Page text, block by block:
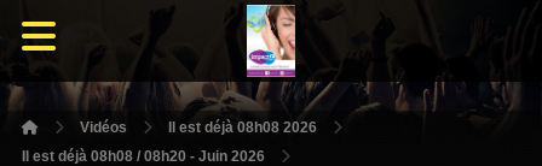
Vidéos
Il est déjà 08h08 2026
Il est déjà 08h08 / 08h20 - Juin 2026